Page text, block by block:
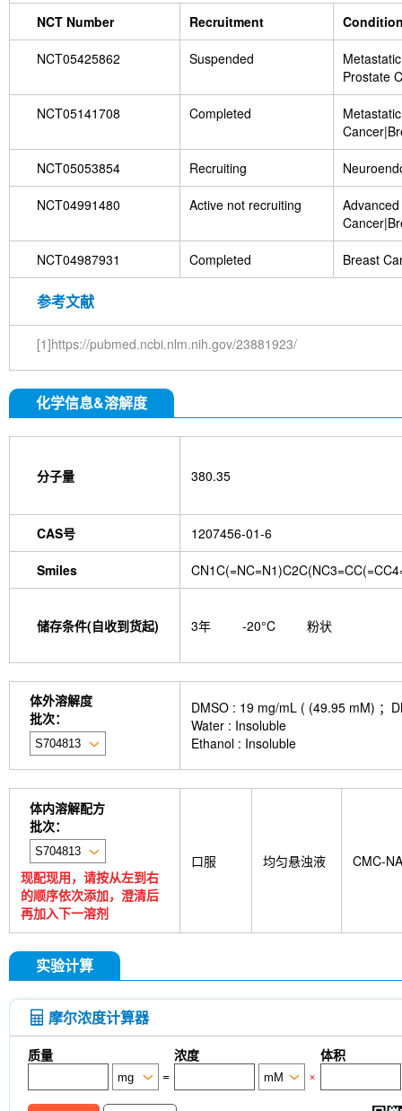
NCT Number Recruitment
NCT05425862 Suspended
Prostate
NCT05141708 Completed
NCT05053854 Recruiting
NCT04991480 Active not recruiting
NCT04987931 Completed Breast
参考文献
[1]https://pubmed.ncbi.nlm.nih.gov/23881923/
化学信息&溶解度
分子量 380.35
CAS号 1207456-01-6
Smiles
储存条件(自收到货起) 3年 -20°C 粉状
体外溶解度
批次：
DMSO : 19 mg/mL ( (49.95 mM) ；
Water : Insoluble
Ethanol : Insoluble
体内溶解配方
批次：
现配现用，请按从左到右
的顺序依次添加，澄清后
再加入下一溶剂
口服 均匀悬浊液 CMC-NA
实验计算
摩尔浓度计算器
质量 浓度
体积
=
×